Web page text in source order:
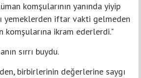
komşularının yanında yiyip
yemeklerden iftar vakti gelmeden
komşularına ikram ederlerdi."
sırrı buydu.
birbirlerinin değerlerine saygı